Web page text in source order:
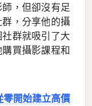
，但卻沒有足
，分享他的攝
群就吸引了大
買攝影課程和
零開始建立高價